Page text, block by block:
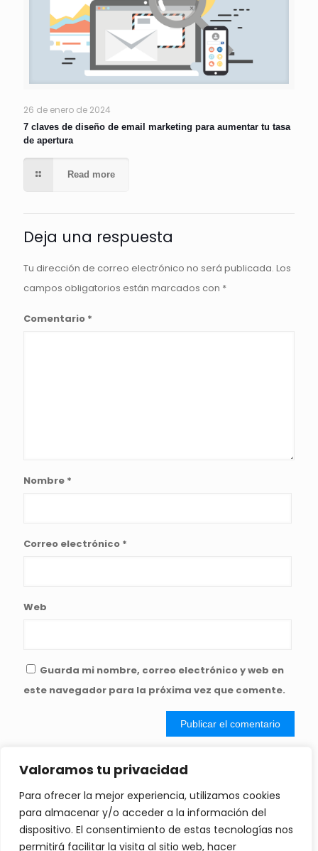
Valoramos tu privacidad
Para ofrecer la mejor experiencia, utilizamos cookies
para almacenar y/o acceder a la información del
dispositivo. El consentimiento de estas tecnologías nos
permitirá facilitar la visita al sitio web, hacer
26 de enero de 2024
7 claves de diseño de email marketing para aumentar tu tasa
de apertura
Read more
Deja una respuesta
Tu dirección de correo electrónico no será publicada. Los
campos obligatorios están marcados con *
Comentario *
Nombre *
Correo electrónico *
Web
Guarda mi nombre, correo electrónico y web en
este navegador para la próxima vez que comente.
Copyright ©2023 | Todos los derechos reservados | Desarrollado con
cariño porDIGITALICE SU PYME
Política de Privacidad